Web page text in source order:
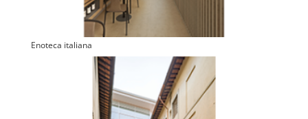
Enoteca italiana